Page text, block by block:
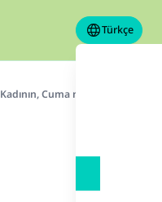
Türkçe
Kadının, Cuma namazını